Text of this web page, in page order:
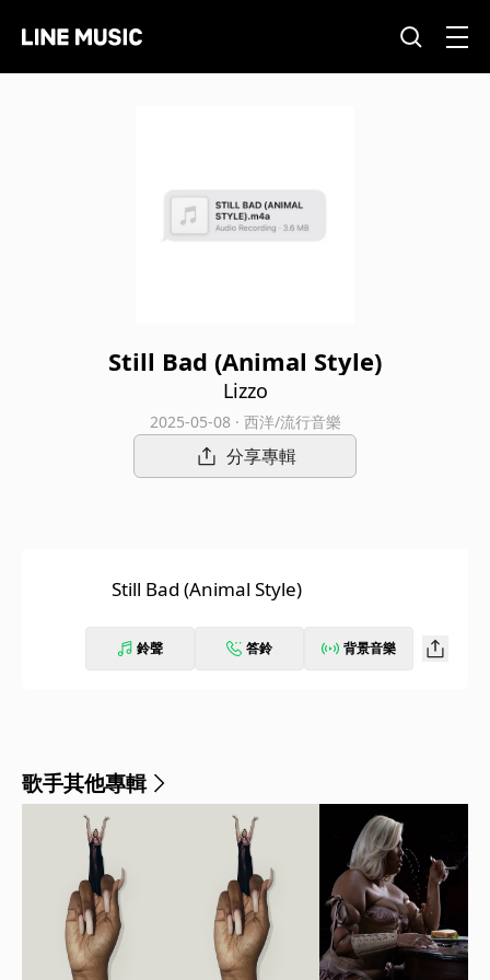
Still Bad (Animal Style)
Lizzo
2025-05-08 · 西洋/流行音樂
分享專輯
Still Bad (Animal Style)
鈴聲 答鈴 背景音樂
歌手其他專輯